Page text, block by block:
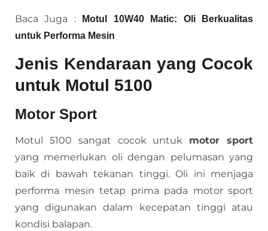
Baca Juga :
Motul 10W40 Matic: Oli Berkualitas
untuk Performa Mesin
Jenis Kendaraan yang Cocok
untuk Motul 5100
Motor Sport
Motul 5100 sangat cocok untuk motor sport
yang memerlukan oli dengan pelumasan yang
baik di bawah tekanan tinggi. Oli ini menjaga
performa mesin tetap prima pada motor sport
yang digunakan dalam kecepatan tinggi atau
kondisi balapan.